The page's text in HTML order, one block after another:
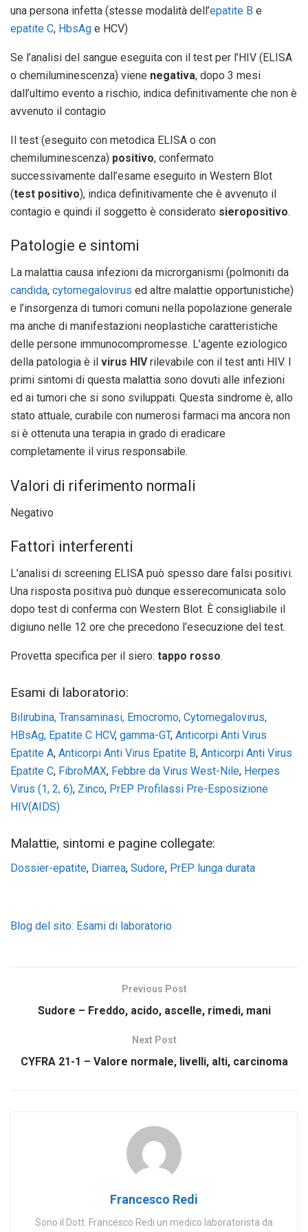
una persona infetta (stesse modalità dell’epatite B e
epatite C, HbsAg e HCV)
Se l’analisi del sangue eseguita con il test per l’HIV (ELISA
o chemiluminescenza) viene negativa, dopo 3 mesi
dall’ultimo evento a rischio, indica definitivamente che non è
avvenuto il contagio
Il test (eseguito con metodica ELISA o con
chemiluminescenza) positivo, confermato
successivamente dall’esame eseguito in Western Blot
(test positivo), indica definitivamente che è avvenuto il
contagio e quindi il soggetto è considerato sieropositivo.
Patologie e sintomi
La malattia causa infezioni da microrganismi (polmoniti da
candida, cytomegalovirus ed altre malattie opportunistiche)
e l’insorgenza di tumori comuni nella popolazione generale
ma anche di manifestazioni neoplastiche caratteristiche
delle persone immunocompromesse. L’agente eziologico
della patologia è il virus HIVrilevabile con il test anti HIV. I
primi sintomi di questa malattia sono dovuti alle infezioni
ed ai tumori che si sono sviluppati. Questa sindrome è, allo
stato attuale, curabile con numerosi farmaci ma ancora non
si è ottenuta una terapia in grado di eradicare
completamente il virus responsabile.
Valori di riferimento normali
Negativo
Fattori interferenti
L’analisi di screening ELISA può spesso dare falsi positivi.
Una risposta positiva può dunque esserecomunicata solo
dopo test di conferma con Western Blot. È consigliabile il
digiuno nelle 12 ore che precedono l’esecuzione del test.
Provetta specifica per il siero: tappo rosso.
Esami di laboratorio:
Bilirubina, Transaminasi, Emocromo, Cytomegalovirus,
HBsAg, Epatite C HCV, gamma-GT, Anticorpi Anti Virus
Epatite A, Anticorpi Anti Virus Epatite B, Anticorpi Anti Virus
Epatite C, FibroMAX, Febbre da Virus West-Nile, Herpes
Virus (1, 2, 6), Zinco, PrEP Profilassi Pre-Esposizione
HIV(AIDS)
Malattie, sintomi e pagine collegate:
Dossier-epatite, Diarrea, Sudore, PrEP lunga durata
Blog del sito: Esami di laboratorio
Previous Post
Sudore – Freddo, acido, ascelle, rimedi, mani
Next Post
CYFRA 21-1 – Valore normale, livelli, alti, carcinoma
Francesco Redi
Sono il Dott. Francesco Redi un medico laboratorista da